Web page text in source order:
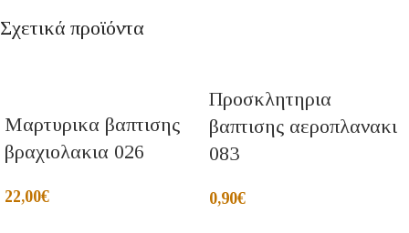
Σχετικά προϊόντα
Μαρτυρικα βαπτισης
βραχιολακια 026
22,00€
Προσκλητηρια
βαπτισης αεροπλανακι
083
0,90€